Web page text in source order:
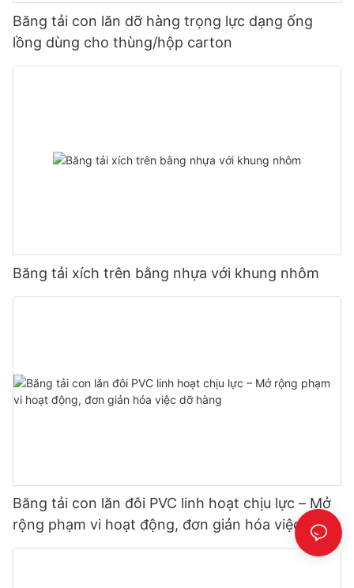
Băng tải con lăn dỡ hàng trọng lực dạng ống
lồng dùng cho thùng/hộp carton
Băng tải xích trên bằng nhựa với khung nhôm
Băng tải con lăn đôi PVC linh hoạt chịu lực – Mở
rộng phạm vi hoạt động, đơn giản hóa việc dỡ
hàng